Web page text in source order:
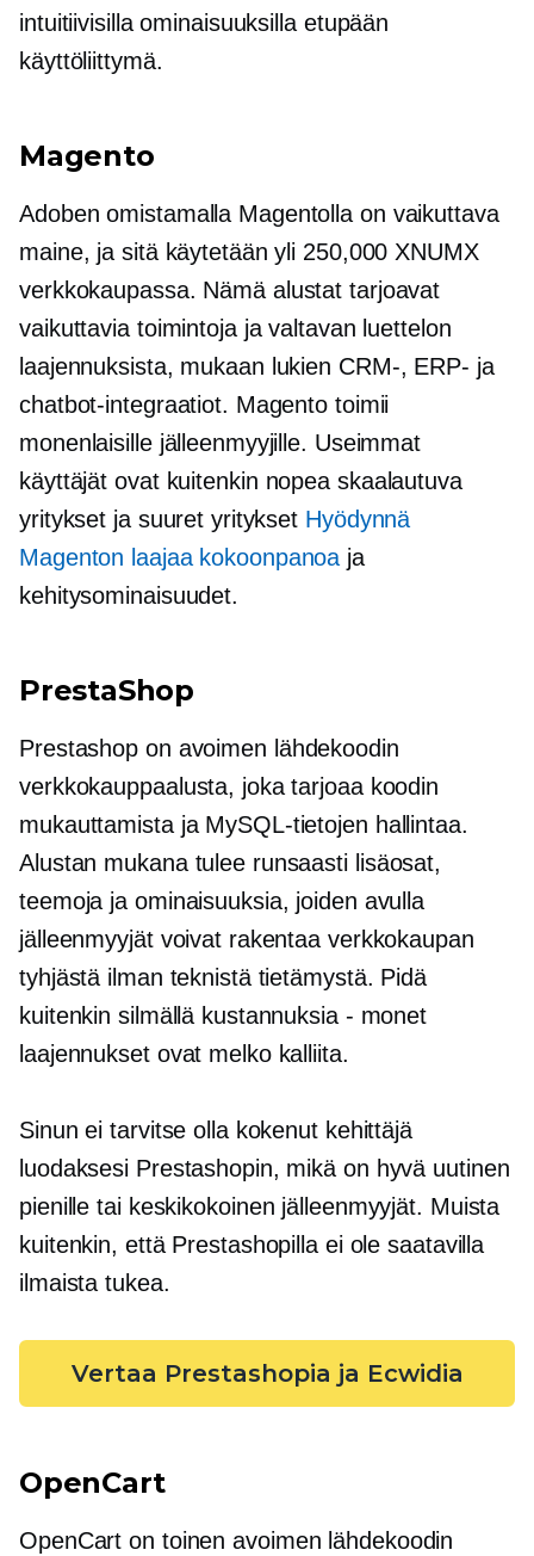
intuitiivisilla ominaisuuksilla etupään
käyttöliittymä.
Magento
Adoben omistamalla Magentolla on vaikuttava
maine, ja sitä käytetään yli 250,000 XNUMX
verkkokaupassa. Nämä alustat tarjoavat
vaikuttavia toimintoja ja valtavan luettelon
laajennuksista, mukaan lukien CRM-, ERP- ja
chatbot-integraatiot. Magento toimii
monenlaisille jälleenmyyjille. Useimmat
käyttäjät ovat kuitenkin nopea skaalautuva
yritykset ja suuret yritykset Hyödynnä
Magenton laajaa kokoonpanoa ja
kehitysominaisuudet.
PrestaShop
Prestashop on avoimen lähdekoodin
verkkokauppaalusta, joka tarjoaa koodin
mukauttamista ja MySQL-tietojen hallintaa.
Alustan mukana tulee runsaasti lisäosat,
teemoja ja ominaisuuksia, joiden avulla
jälleenmyyjät voivat rakentaa verkkokaupan
tyhjästä ilman teknistä tietämystä. Pidä
kuitenkin silmällä kustannuksia - monet
laajennukset ovat melko kalliita.
Sinun ei tarvitse olla kokenut kehittäjä
luodaksesi Prestashopin, mikä on hyvä uutinen
pienille tai keskikokoinen jälleenmyyjät. Muista
kuitenkin, että Prestashopilla ei ole saatavilla
ilmaista tukea.
Vertaa Prestashopia ja Ecwidia
OpenCart
OpenCart on toinenavoimen lähdekoodin